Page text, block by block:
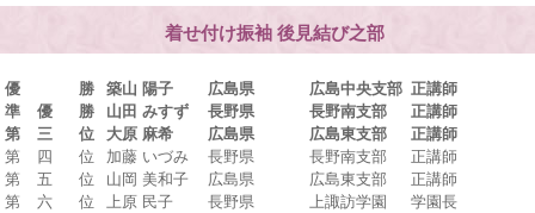
着せ付け振袖 後見結び之部
優 勝 築山 陽子 広島県 広島中央支部 正講師
準 優 勝
山田 みすず 長野県 長野南支部
正講師
第 三 位
大原 麻希 広島県 広島東支部
正講師
第 四 位
加藤 いづみ 長野県 長野南支部
正講師
第 五 位
山岡 美和子 広島県 広島東支部
正講師
第 六 位
上原 民子 長野県 上諏訪学園
学園長